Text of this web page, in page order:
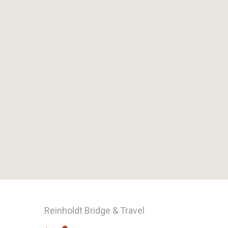
Reinholdt Bridge & Travel